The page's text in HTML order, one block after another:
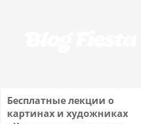
Бесплатные лекции о
картинах и художниках